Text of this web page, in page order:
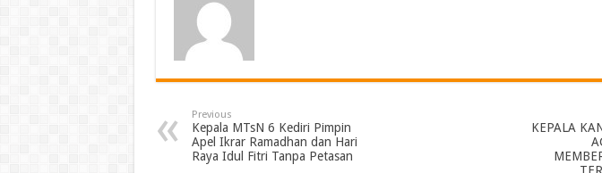
Previous
Kepala MTsN 6 Kediri Pimpin
Apel Ikrar Ramadhan dan Hari
Raya Idul Fitri Tanpa Petasan
KEPALA